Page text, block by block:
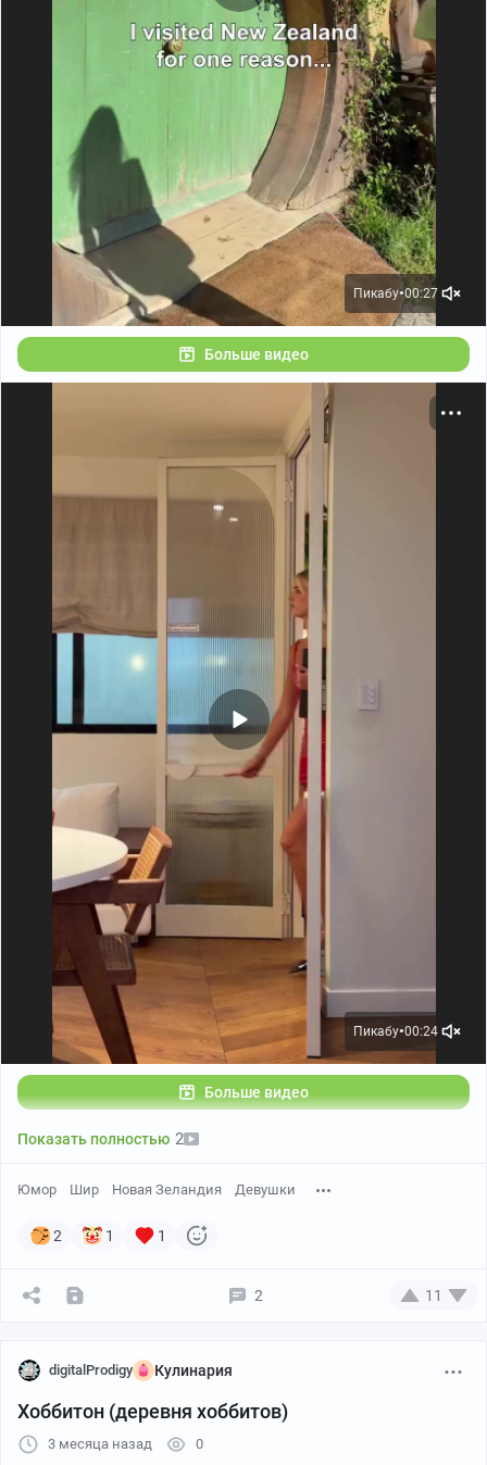
Пикабу●00:27
Больше видео
Пикабу●00:24
Больше видео
Показать полностью 2
Юмор Шир Новая Зеландия Девушки
2 1 1
2 11
digitalProdigy Кулинария
Хоббитон (деревня хоббитов)
3 месяца назад 0